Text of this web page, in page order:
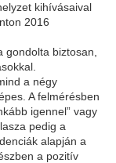
kihívásaival
2016
biztosan,
a négy
A felmérésben
igennel” vagy
pedig a
alapján a
a pozitív